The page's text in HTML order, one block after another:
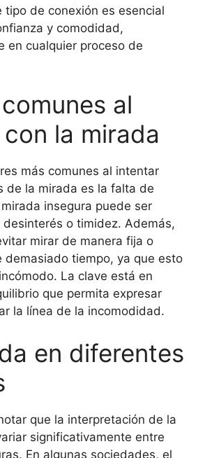
tipo de conexión es esencial
y comodidad,
en cualquier proceso de
al
la mirada
más comunes al intentar
de la mirada es la falta de
insegura puede ser
o timidez. Además,
mirar de manera fija o
demasiado tiempo, ya que esto
La clave está en
que permita expresar
la línea de la incomodidad.
en diferentes
que la interpretación de la
significativamente entre
En algunas sociedades, el